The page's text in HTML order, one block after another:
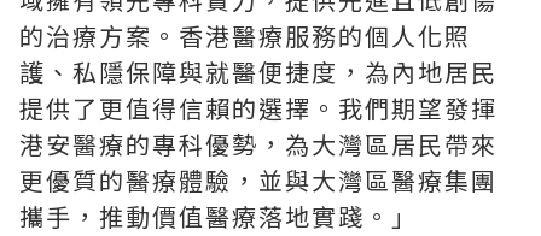
的治療方案。香港醫療服務的個人化照
護、私隱保障與就醫便捷度，為內地居民
提供了更值得信賴的選擇。我們期望發揮
港安醫療的專科優勢，為大灣區居民帶來
更優質的醫療體驗，並與大灣區醫療集團
攜手，推動價值醫療落地實踐。」